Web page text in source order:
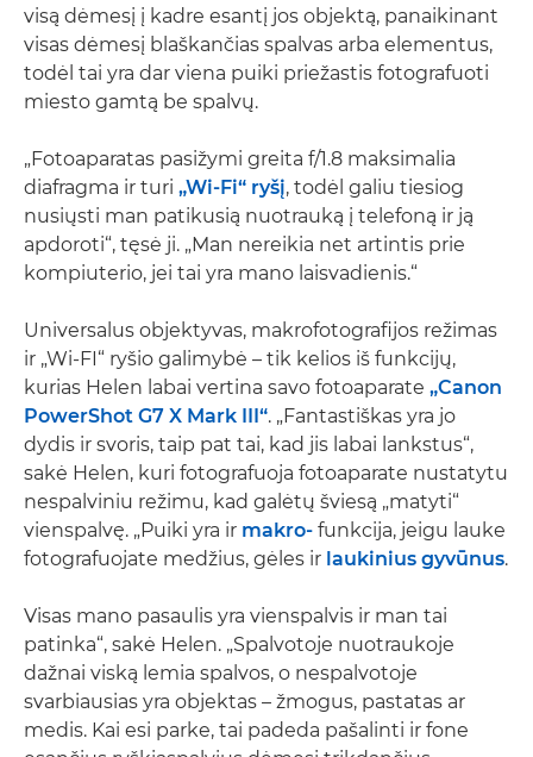
visą dėmesį į kadre esantį jos objektą, panaikinant
visas dėmesį blaškančias spalvas arba elementus,
todėl tai yra dar viena puiki priežastis fotografuoti
miesto gamtą be spalvų.
„Fotoaparatas pasižymi greita f/1.8 maksimalia
diafragma ir turi „Wi-Fi“ ryšį, todėl galiu tiesiog
nusiųsti man patikusią nuotrauką į telefoną ir ją
apdoroti“, tęsė ji. „Man nereikia net artintis prie
kompiuterio, jei tai yra mano laisvadienis.“
Universalus objektyvas, makrofotografijos režimas
ir „Wi-FI“ ryšio galimybė – tik kelios iš funkcijų,
kurias Helen labai vertina savo fotoaparate „Canon
PowerShot G7 X Mark III“. „Fantastiškas yra jo
dydis ir svoris, taip pat tai, kad jis labai lankstus“,
sakė Helen, kuri fotografuoja fotoaparate nustatytu
nespalviniu režimu, kad galėtų šviesą „matyti“
vienspalvę. „Puiki yra ir makro- funkcija, jeigu lauke
fotografuojate medžius, gėles ir laukinius gyvūnus.
Visas mano pasaulis yra vienspalvis ir man tai
patinka“, sakė Helen. „Spalvotoje nuotraukoje
dažnai viską lemia spalvos, o nespalvotoje
svarbiausias yra objektas – žmogus, pastatas ar
medis. Kai esi parke, tai padeda pašalinti ir fone